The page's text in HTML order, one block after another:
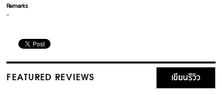
Remarks
-
FEATURED REVIEWS เขียนรีวิว